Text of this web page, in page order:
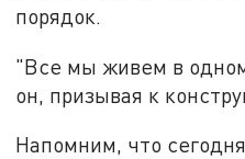
порядок.
"Все мы живем в
он, призывая к
Напомним, что